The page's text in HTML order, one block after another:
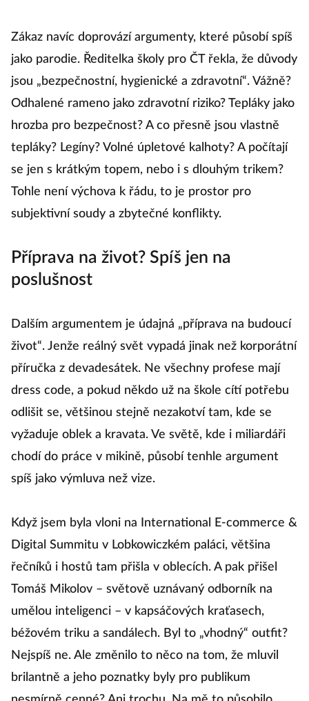
Zákaz navíc doprovází argumenty, které působí spíš
jako parodie. Ředitelka školy pro ČT řekla, že důvody
jsou „bezpečnostní, hygienické a zdravotní“. Vážně?
Odhalené rameno jako zdravotní riziko? Tepláky jako
hrozba pro bezpečnost? A co přesně jsou vlastně
tepláky? Legíny? Volné úpletové kalhoty? A počítají
se jen s krátkým topem, nebo i s dlouhým trikem?
Tohle není výchova k řádu, to je prostor pro
subjektivní soudy a zbytečné konflikty.
Příprava na život? Spíš jen na
poslušnost
Dalším argumentem je údajná „příprava na budoucí
život“. Jenže reálný svět vypadá jinak než korporátní
příručka z devadesátek. Ne všechny profese mají
dress code, a pokud někdo už na škole cítí potřebu
odlišit se, většinou stejně nezakotví tam, kde se
vyžaduje oblek a kravata. Ve světě, kde i miliardáři
chodí do práce v mikině, působí tenhle argument
spíš jako výmluva než vize.
Když jsem byla vloni na International E-commerce &
Digital Summitu v Lobkowiczkém paláci, většina
řečníků i hostů tam přišla v oblecích. A pak přišel
Tomáš Mikolov – světově uznávaný odborník na
umělou inteligenci – v kapsáčových kraťasech,
béžovém triku a sandálech. Byl to „vhodný“ outfit?
Nejspíš ne. Ale změnilo to něco na tom, že mluvil
brilantně a jeho poznatky byly pro publikum